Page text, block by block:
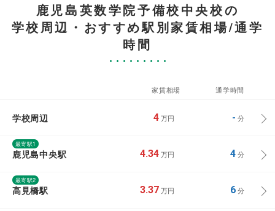
鹿児島英数学院予備校中央校の
学校周辺・おすすめ駅別家賃相場/通学
時間
家賃相場 通学時間
学校周辺 4 万円 - 分
最寄駅1
鹿児島中央駅 4.34 万円 4分
最寄駅2
高見橋駅 3.37 万円 6分